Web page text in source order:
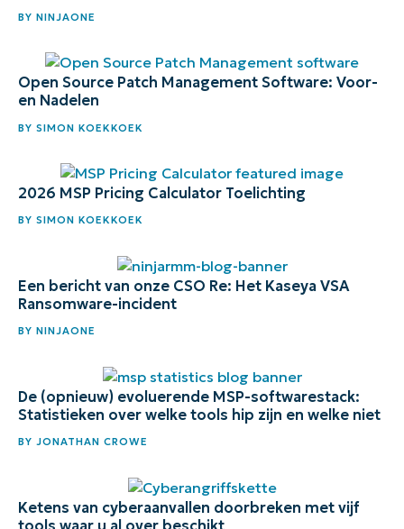
BY NINJAONE
Open Source Patch Management Software: Voor-
en Nadelen
BY SIMON KOEKKOEK
2026 MSP Pricing Calculator Toelichting
BY SIMON KOEKKOEK
Een bericht van onze CSO Re: Het Kaseya VSA
Ransomware-incident
BY NINJAONE
De (opnieuw) evoluerende MSP-softwarestack:
Statistieken over welke tools hip zijn en welke niet
BY JONATHAN CROWE
Ketens van cyberaanvallen doorbreken met vijf
tools waar u al over beschikt